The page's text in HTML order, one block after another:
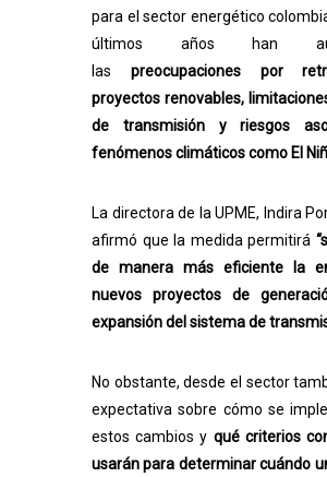
para el sector energético
últimos años han
las preocupaciones por
proyectos renovables,
de transmisión y riesgos
fenómenos climáticos como El
La directora de la UPME, Indira
afirmó que la medida permitirá
de manera más eficiente la
nuevos proyectos de
expansión del sistema de
No obstante, desde el sector
expectativa sobre cómo se
estos cambios y qué criterios
usarán para determinar cuándo